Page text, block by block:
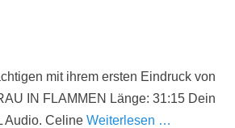
mit ihrem ersten Eindruck von
IN FLAMMEN Länge: 31:15 Dein
Audio. Celine Weiterlesen …